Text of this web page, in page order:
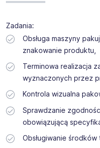
opakowań
stanowisko: Pakowacza/
Handlowa 20
Zadania:
Obsługa maszyny
znakowanie produktu,
Terminowa realizacja
wyznaczonych przez
Kontrola wizualna
Sprawdzanie
obowiązującą
Obsługiwanie